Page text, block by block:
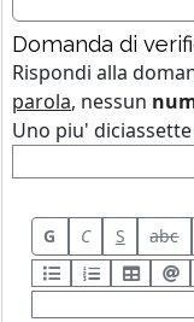
Domanda di
Rispondi alla
parola, nessun
Uno piu'
G C S abc